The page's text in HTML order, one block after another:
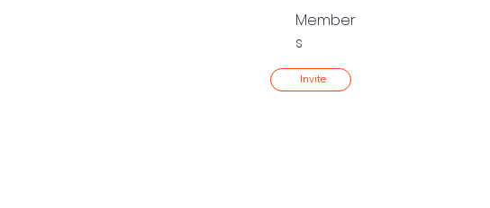
Member
s
Invite